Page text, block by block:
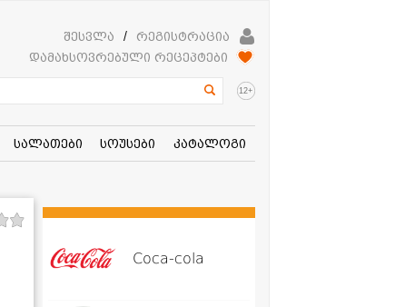
შესვლა /
რეგისტრაცია
დამახსოვრებული რეცეპტები
12+
სალათები სოუსები კატალოგი
Coca-cola